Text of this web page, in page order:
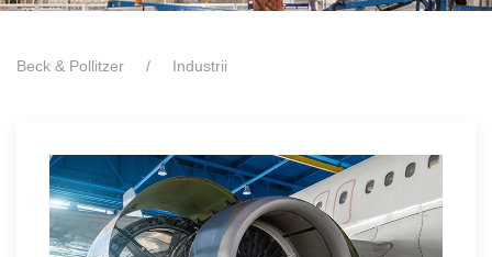
Beck & Pollitzer Industrii